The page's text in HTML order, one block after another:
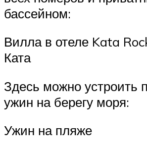
бассейном:
Вилла в отеле Kata
Ката
Здесь можно устроить
ужин на берегу моря:
Ужин на пляже